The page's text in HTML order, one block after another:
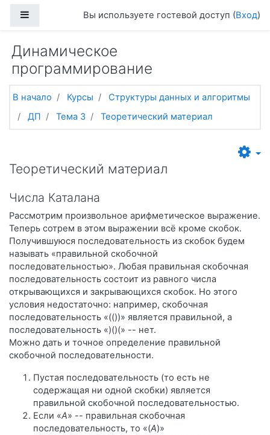
Боковая панельВы используете гостевой доступ (Вход)
Динамическое
программирование
В начало Курсы
Структуры данных и алгоритмы
ДП
Тема 3 Теоретический материал
Теоретический материал
Числа Каталана
Рассмотрим произвольное арифметическое выражение.
Теперь сотрем в этом выражении всё кроме скобок.
Получившуюся последовательность из скобок будем
называть «правильной скобочной
последовательностью». Любая правильная скобочная
последовательность состоит из равного числа
открывающихся и закрывающихся скобок. Но этого
условия недостаточно: например, скобочная
последовательность «(())» является правильной, а
последовательность «)()(» -- нет.
Можно дать и точное определение правильной
скобочной последовательности.
Пустая последовательность (то есть не
содержащая ни одной скобки) является
правильной скобочной последовательностью.
Если «A» -- правильная скобочная
последовательность, то «(A)»